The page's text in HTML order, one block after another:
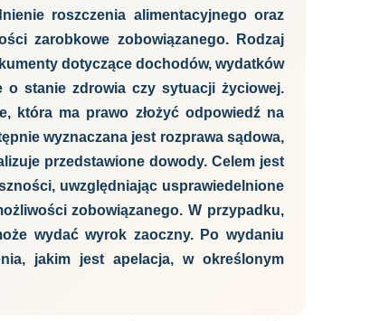
roszczenia alimentacyjnego oraz
zarobkowe zobowiązanego. Rodzaj
dotyczące dochodów, wydatków
o stanie zdrowia czy sytuacji życiowej.
która ma prawo złożyć odpowiedź na
wyznaczana jest rozprawa sądowa,
przedstawione dowody. Celem jest
uwzględniając usprawiedelnione
zobowiązanego. W przypadku,
wydać wyrok zaoczny. Po wydaniu
jakim jest apelacja, w określonym